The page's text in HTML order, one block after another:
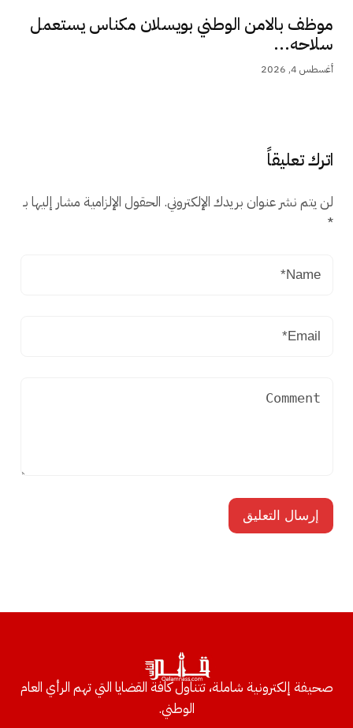
موظف بالامن الوطني بويسلان مكناس يستعمل
سلاحه...
أغسطس 4, 2026
اترك تعليقاً
لن يتم نشر عنوان بريدك الإلكتروني. الحقول الإلزامية مشار إليها بـ
*
صحيفة إلكترونية شاملة، تتناول كافة القضايا التي تهم الرأي العام
الوطني.